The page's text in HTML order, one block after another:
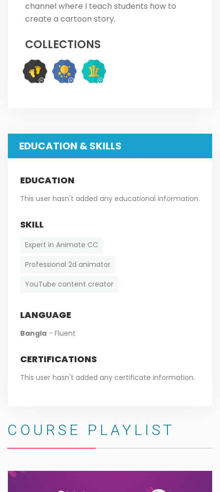
channel where I teach students how to
create a cartoon story.
COLLECTIONS
EDUCATION & SKILLS
EDUCATION
This user hasn't added any educational information.
SKILL
Expert in Animate CC
Professional 2d animator
YouTube content creator
LANGUAGE
Bangla - Fluent
CERTIFICATIONS
This user hasn't added any certificate information.
COURSE PLAYLIST